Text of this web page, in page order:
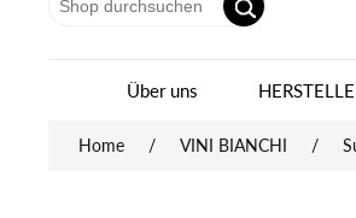
Über uns
Home / VINI BIANCHI /